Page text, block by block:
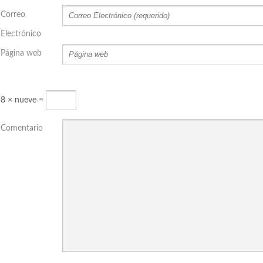
Correo
Electrónico
Página web
8 × nueve =
Comentario